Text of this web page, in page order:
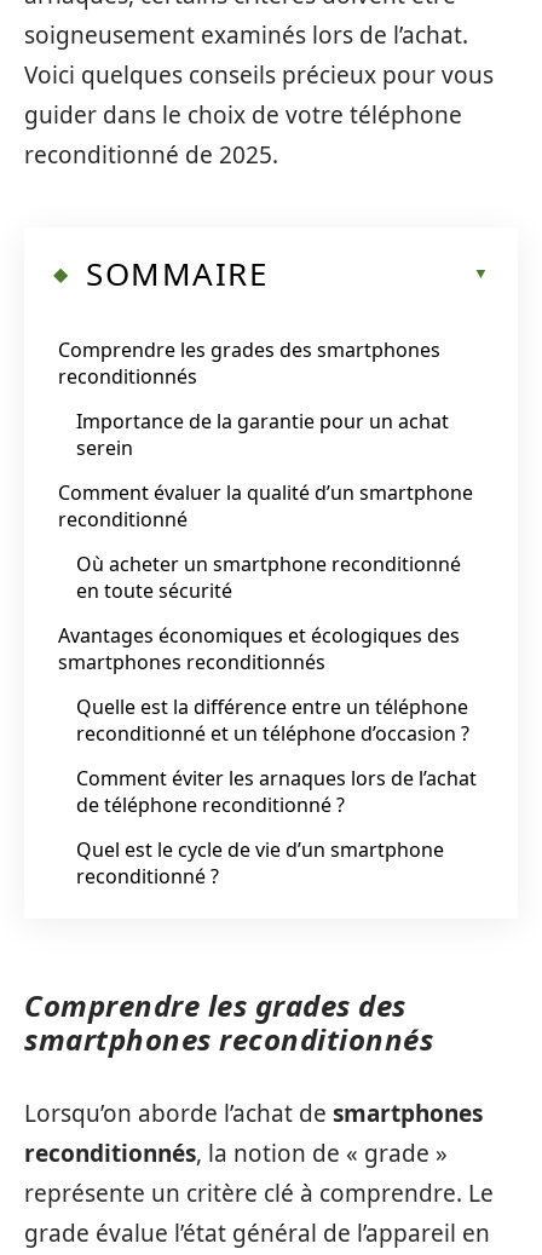
soigneusement examinés lors de l’achat.
Voici quelques conseils précieux pour vous
guider dans le choix de votre téléphone
reconditionné de 2025.
SOMMAIRE
Comprendre les grades des smartphones
reconditionnés
Importance de la garantie pour un achat
serein
Comment évaluer la qualité d’un smartphone
reconditionné
Où acheter un smartphone reconditionné
en toute sécurité
Avantages économiques et écologiques des
smartphones reconditionnés
Quelle est la différence entre un téléphone
reconditionné et un téléphone d’occasion ?
Comment éviter les arnaques lors de l’achat
de téléphone reconditionné ?
Quel est le cycle de vie d’un smartphone
reconditionné ?
Comprendre les grades des
smartphones reconditionnés
Lorsqu’on aborde l’achat de smartphones
reconditionnés, la notion de « grade »
représente un critère clé à comprendre. Le
grade évalue l’état général de l’appareil en